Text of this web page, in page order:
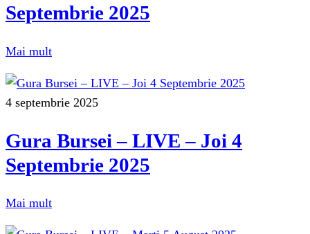
Septembrie 2025
Mai mult
4 septembrie 2025
Gura Bursei – LIVE – Joi 4
Septembrie 2025
Mai mult